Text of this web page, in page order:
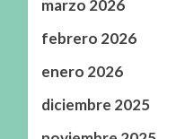
marzo 2026
febrero 2026
enero 2026
diciembre 2025